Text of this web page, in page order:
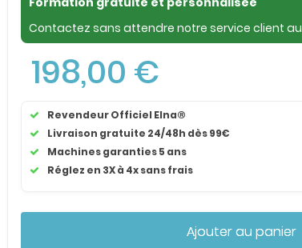
Contactez sans attendre notre service client au
198,00 €
Revendeur Officiel Elna®
Livraison gratuite 24/48h dès 99€
Machines garanties 5 ans
Réglez en 3X à 4x sans frais
Ajouter au panier